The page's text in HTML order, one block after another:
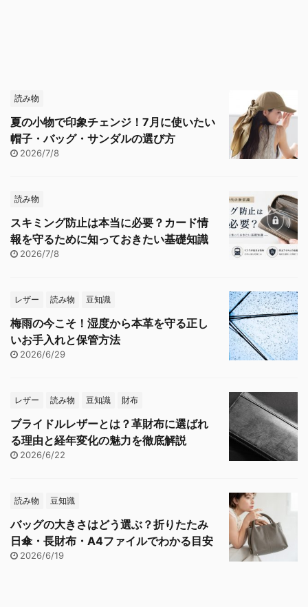
読み物
夏の小物で印象チェンジ！7月に使いたい
帽子・バッグ・サンダルの選び方
2026/7/8
読み物
スキミング防止は本当に必要？カード情
報を守るために知っておきたい基礎知識
2026/7/8
レザー 読み物 豆知識
梅雨の今こそ！湿度から本革を守る正し
いお手入れと保管方法
2026/6/29
レザー 読み物 豆知識 財布
ブライドルレザーとは？革財布に選ばれ
る理由と経年変化の魅力を徹底解説
2026/6/22
読み物 豆知識
バッグの大きさはどう選ぶ？折りたたみ
日傘・長財布・A4ファイルでわかる目安
2026/6/19